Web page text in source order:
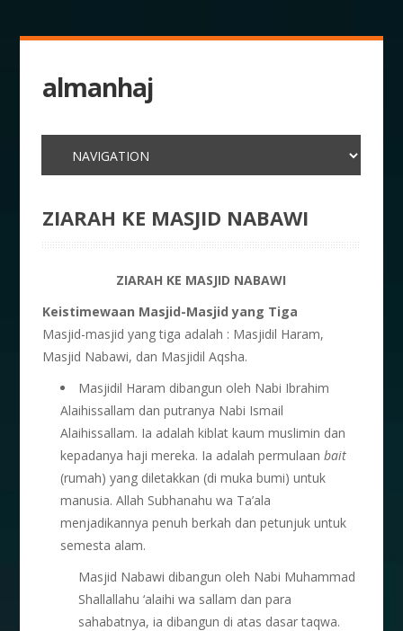
almanhaj
ZIARAH KE MASJID NABAWI
ZIARAH KE MASJID NABAWI
Keistimewaan Masjid-Masjid yang Tiga
Masjid-masjid yang tiga adalah : Masjidil Haram,
Masjid Nabawi, dan Masjidil Aqsha.
Masjidil Haram dibangun oleh Nabi Ibrahim
Alaihissallam dan putranya Nabi Ismail
Alaihissallam. Ia adalah kiblat kaum muslimin dan
kepadanya haji mereka. Ia adalah permulaanbait
(rumah) yang diletakkan (di muka bumi) untuk
manusia. Allah Subhanahu wa Ta’ala
menjadikannya penuh berkah dan petunjuk untuk
semesta alam.
Masjid Nabawi dibangun oleh Nabi Muhammad
Shallallahu ‘alaihi wa sallam dan para
sahabatnya, ia dibangun di atas dasar taqwa.